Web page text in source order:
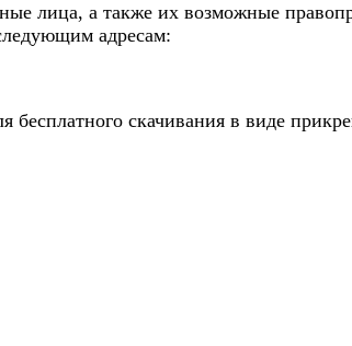
лица, а также их возможные
адресам:
скачивания в виде